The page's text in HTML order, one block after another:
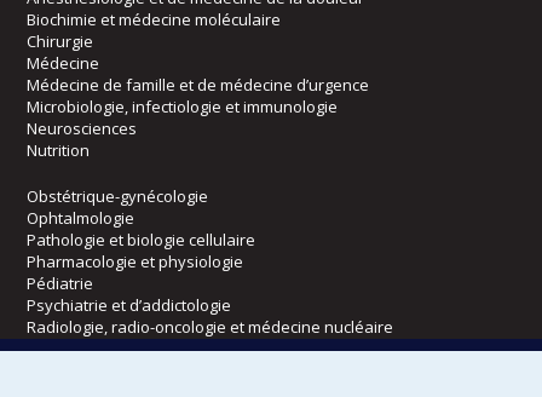
Biochimie et médecine moléculaire
Chirurgie
Médecine
Médecine de famille et de médecine d’urgence
Microbiologie, infectiologie et immunologie
Neurosciences
Nutrition
Obstétrique-gynécologie
Ophtalmologie
Pathologie et biologie cellulaire
Pharmacologie et physiologie
Pédiatrie
Psychiatrie et d’addictologie
Radiologie, radio-oncologie et médecine nucléaire